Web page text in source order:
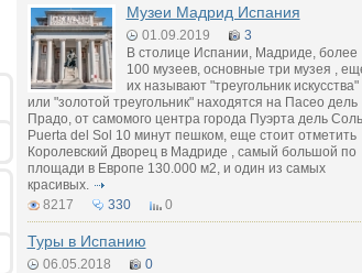
Музеи Мадрид Испания
01.09.2019
3
В столице Испании, Мадриде, более
100 музеев, основные три музея ,
их называют "треугольник искусства"
или "золотой треугольник" находятся на Пасео дель
Прадо, от самомого центра города Пуэрта дель Соль
Puerta del Sol 10 минут пешком, еще стоит отметить
Королевский Дворец в Мадриде , самый большой по
площади в Европе 130.000 м2, и один из самых
красивых.
8217
330 0
Туры в Испанию
06.05.2018
0